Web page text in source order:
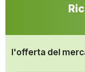
l'offerta del